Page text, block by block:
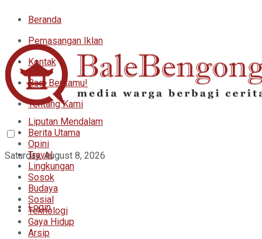
Beranda
Pemasangan Iklan
Kontak
Bagi Beritamu!
Tentang Kami
Saturday, August 8, 2026
Login
Liputan Mendalam
Berita Utama
Opini
Travel
Lingkungan
Sosok
Budaya
Sosial
Teknologi
Gaya Hidup
Arsip